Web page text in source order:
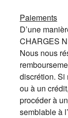
Paiements
D’une
CHARGES
Nous nous
discrétion. Si
ou à un
procéder à
semblable à